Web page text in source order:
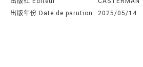
出版年份 Date de parution
2025/05/14